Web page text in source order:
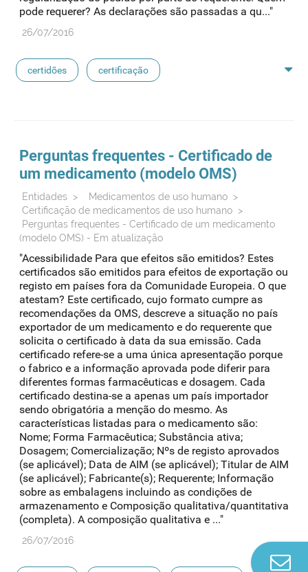
pode requerer? As declarações são passadas a qu..."
26/07/2016
certidões certificação
medicamentos de referência
Perguntas frequentes - Certificado de
um medicamento (modelo OMS)
Entidades > Medicamentos de uso humano >
Certificação de medicamentos de uso humano >
Perguntas frequentes - Certificado de um medicamento
(modelo OMS) - Em atualização
"Acessibilidade Para que efeitos são emitidos? Estes
certificados são emitidos para efeitos de exportação ou
registo em países fora da Comunidade Europeia. O que
atestam? Este certificado, cujo formato cumpre as
recomendações da OMS, descreve a situação no país
exportador de um medicamento e do requerente que
solicita o certificado à data da sua emissão. Cada
certificado refere-se a uma única apresentação porque
o fabrico e a informação aprovada pode diferir para
diferentes formas farmacêuticas e dosagem. Cada
certificado destina-se a apenas um país importador
sendo obrigatória a menção do mesmo. As
características listadas para o medicamento são:
Nome; Forma Farmacêutica; Substância ativa;
Dosagem; Comercialização; Nºs de registo aprovados
(se aplicável); Data de AIM (se aplicável); Titular de AIM
(se aplicável); Fabricante(s); Requerente; Informação
sobre as embalagens incluindo as condições de
armazenamento e Composição qualitativa/quantitativa
(completa). A composição qualitativa e ..."
26/07/2016